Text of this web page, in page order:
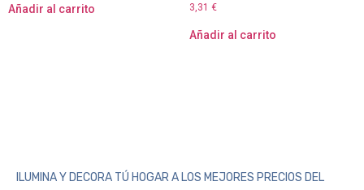
Añadir al carrito 3,31 €
Añadir al carrito
ILUMINA Y DECORA TÚ HOGAR A LOS MEJORES PRECIOS DEL